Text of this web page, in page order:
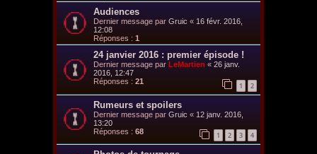
Audiences
Dernier message par Gruic « 16 févr. 2016,
12:08
Réponses : 1
24 janvier 2016 : premier épisode !
Dernier message par LeMartien « 26 janv.
2016, 12:47
Réponses : 21 1 2
Rumeurs et spoilers
Dernier message par Gruic « 12 janv. 2016,
13:20
Réponses : 68 1 2 3 4